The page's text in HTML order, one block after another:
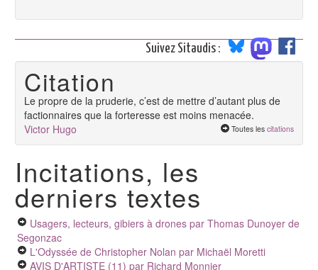
Suivez Sitaudis :
Citation
Le propre de la pruderie, c’est de mettre d’autant plus de
factionnaires que la forteresse est moins menacée.
Victor Hugo
Toutes les citations
Incitations, les
derniers textes
Usagers, lecteurs, gibiers à drones par Thomas Dunoyer de
Segonzac
L'Odyssée de Christopher Nolan par Michaël Moretti
AVIS D'ARTISTE (11) par Richard Monnier